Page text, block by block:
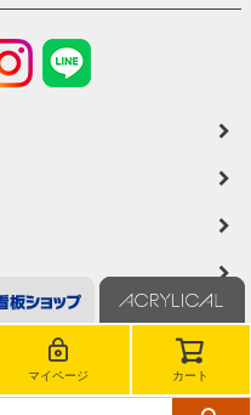
マイページ カート